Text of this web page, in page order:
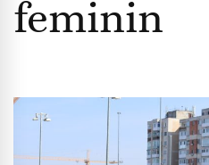
feminin